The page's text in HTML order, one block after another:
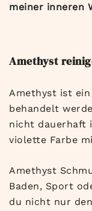
meiner inneren
Amethyst
Amethyst ist
behandelt
nicht dauerhaft
violette Farbe
Amethyst
Baden, Sport
du nicht nur